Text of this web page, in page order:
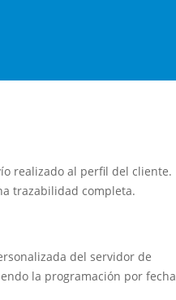
realizado al perfil del cliente.
trazabilidad completa.
del servidor de
la programación por fecha